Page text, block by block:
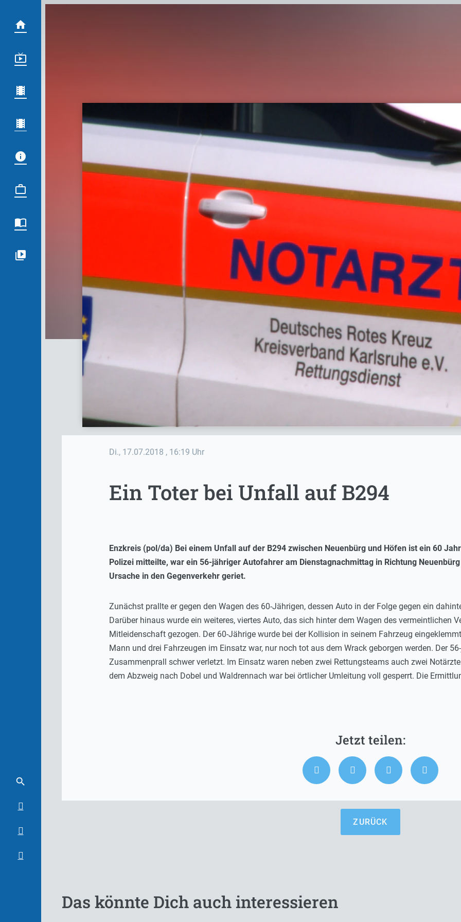
Di., 17.07.2018 , 16:19 Uhr
Ein Toter bei Unfall auf B294
Enzkreis (pol/da) Bei einem Unfall auf der B294 zwischen Neuenbürg und Höfen ist ein 60
Polizei mitteilte, war ein 56-jähriger Autofahrer am Dienstagnachmittag in Richtung
Ursache in den Gegenverkehr geriet.
Zunächst prallte er gegen den Wagen des 60-Jährigen, dessen Auto in der Folge gegen ein
Darüber hinaus wurde ein weiteres, viertes Auto, das sich hinter dem Wagen des vermeintlichen
Mitleidenschaft gezogen. Der 60-Jährige wurde bei der Kollision in seinem Fahrzeug
Mann und drei Fahrzeugen im Einsatz war, nur noch tot aus dem Wrack geborgen werden. Der
Zusammenprall schwer verletzt. Im Einsatz waren neben zwei Rettungsteams auch zwei
dem Abzweig nach Dobel und Waldrennach war bei örtlicher Umleitung voll gesperrt. Die
ZURÜCK
Das könnte Dich auch interessieren